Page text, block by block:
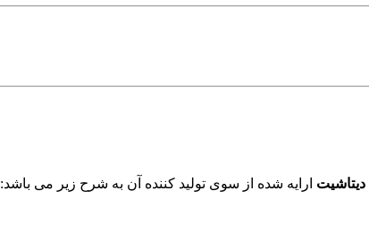
دیتاشیت ارایه شده از سوی تولید کننده آن به شرح زیر می باشد: